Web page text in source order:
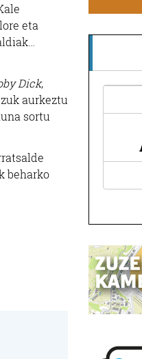
eta
Dick,
aurkeztu
sortu
beharko
Argitaletxeak